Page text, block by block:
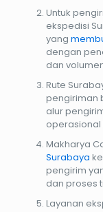
Untuk
ekspedisi
yang
dengan
dan
Rute
pengiriman
alur
operasional
Makharya
Surabaya
pengirim
dan proses
Layanan